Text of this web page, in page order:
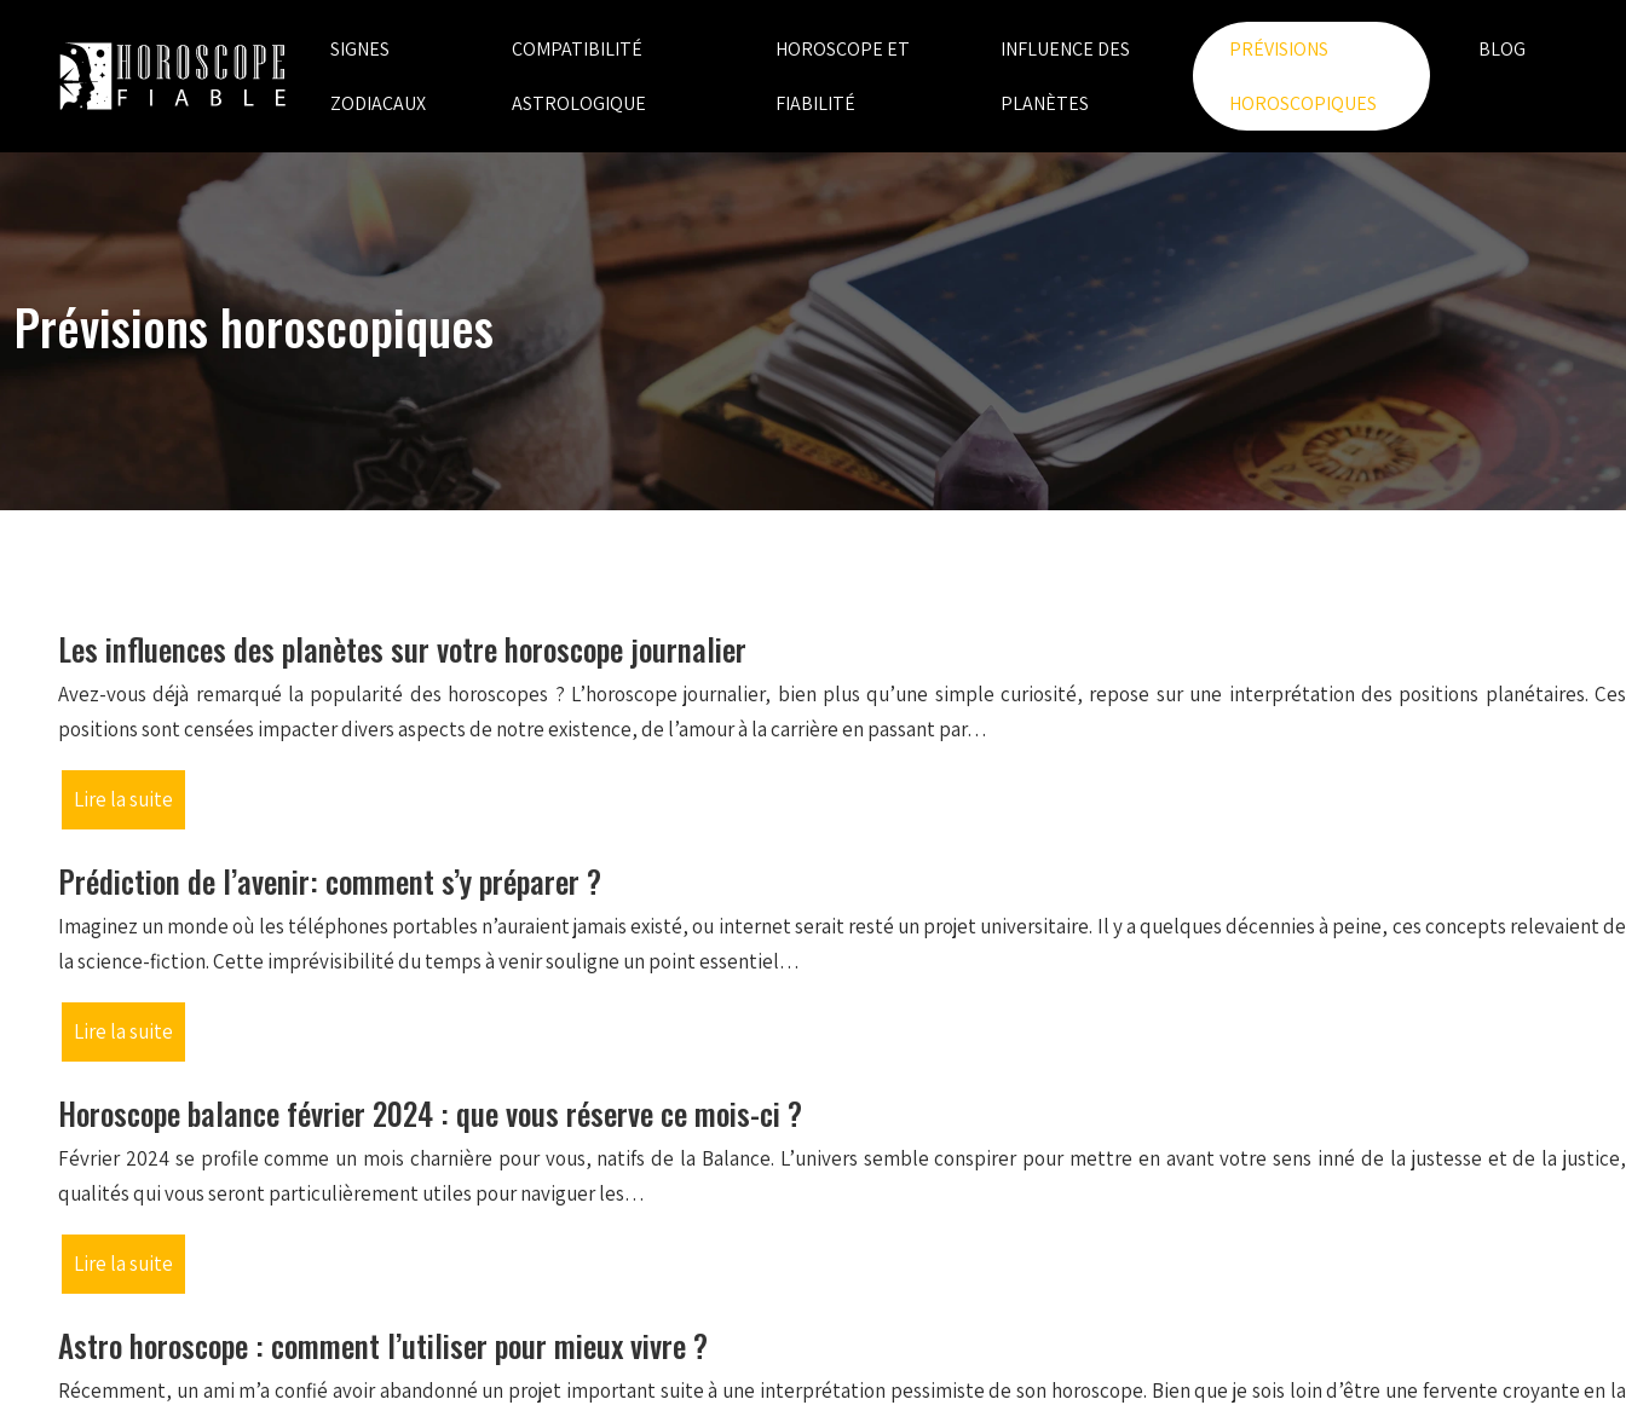
SIGNES
ZODIACAUX
COMPATIBILITÉ
ASTROLOGIQUE
HOROSCOPE ET
FIABILITÉ
INFLUENCE DES
PLANÈTES
PRÉVISIONS
HOROSCOPIQUES
BLOG
Prévisions horoscopiques
Les influences des planètes sur votre horoscope journalier
Avez-vous déjà remarqué la popularité des horoscopes ? L’horoscope journalier, bien plus qu’une simple curiosité, repose sur une interprétation des positions planétaires. Ces
positions sont censées impacter divers aspects de notre existence, de l’amour à la carrière en passant par…
Lire la suite
Prédiction de l’avenir: comment s’y préparer ?
Imaginez un monde où les téléphones portables n’auraient jamais existé, ou internet serait resté un projet universitaire. Il y a quelques décennies à peine, ces concepts relevaient de
la science-fiction. Cette imprévisibilité du temps à venir souligne un point essentiel…
Lire la suite
Horoscope balance février 2024 : que vous réserve ce mois-ci ?
Février 2024 se profile comme un mois charnière pour vous, natifs de la Balance. L’univers semble conspirer pour mettre en avant votre sens inné de la justesse et de la justice,
qualités qui vous seront particulièrement utiles pour naviguer les…
Lire la suite
Astro horoscope : comment l’utiliser pour mieux vivre ?
Récemment, un ami m’a confié avoir abandonné un projet important suite à une interprétation pessimiste de son horoscope. Bien que je sois loin d’être une fervente croyante en la